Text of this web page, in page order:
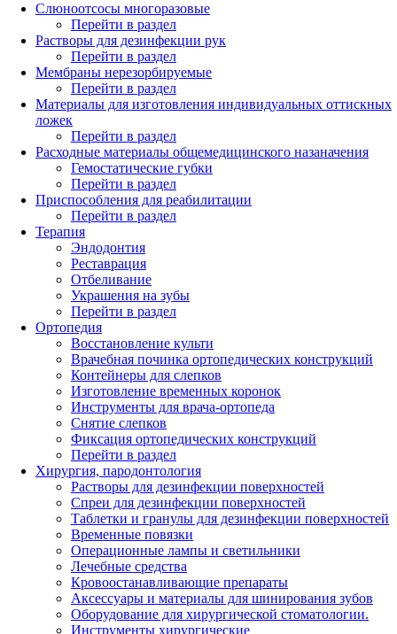
Слюноотсосы многоразовые
Перейти в раздел
Растворы для дезинфекции рук
Перейти в раздел
Мембраны нерезорбируемые
Перейти в раздел
Материалы для изготовления индивидуальных оттискных
ложек
Перейти в раздел
Расходные материалы общемедицинского назаначения
Гемостатические губки
Перейти в раздел
Приспособления для реабилитации
Перейти в раздел
Терапия
Эндодонтия
Реставрация
Отбеливание
Украшения на зубы
Перейти в раздел
Ортопедия
Восстановление культи
Врачебная починка ортопедических конструкций
Контейнеры для слепков
Изготовление временных коронок
Инструменты для врача-ортопеда
Снятие слепков
Фиксация ортопедических конструкций
Перейти в раздел
Хирургия, пародонтология
Растворы для дезинфекции поверхностей
Спреи для дезинфекции поверхностей
Таблетки и гранулы для дезинфекции поверхностей
Временные повязки
Операционные лампы и светильники
Лечебные средства
Кровоостанавливающие препараты
Аксессуары и материалы для шинирования зубов
Оборудование для хирургической стоматологии.
Инструменты хирургические